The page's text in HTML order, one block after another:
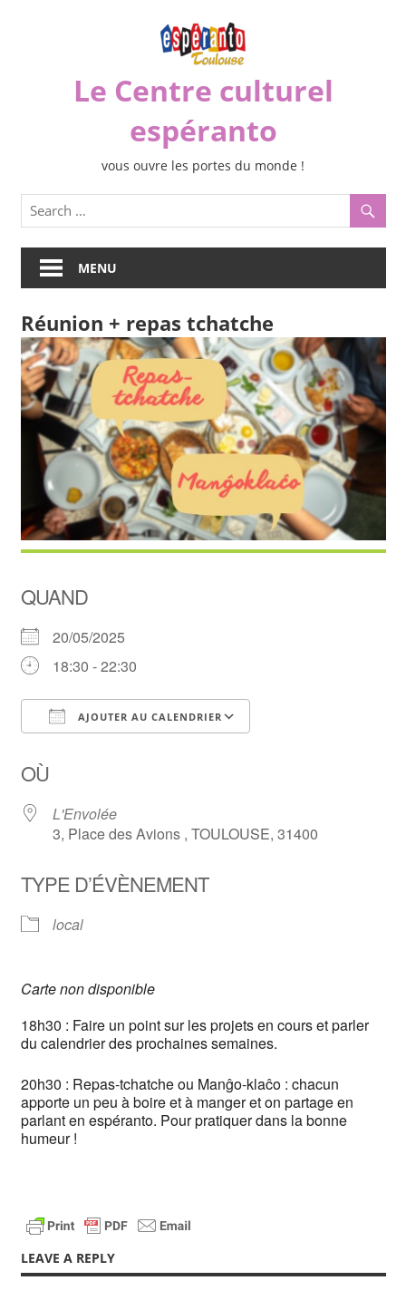
Le Centre culturel
espéranto
vous ouvre les portes du monde !
MENU
Réunion + repas tchatche
QUAND
20/05/2025
18:30 - 22:30
AJOUTER AU CALENDRIER
OÙ
L'Envolée
3, Place des Avions , TOULOUSE, 31400
TYPE D’ÉVÈNEMENT
local
Carte non disponible
18h30 : Faire un point sur les projets en cours et parler
du calendrier des prochaines semaines.
20h30 : Repas-tchatche ou Manĝo-klaĉo : chacun
apporte un peu à boire et à manger et on partage en
parlant en espéranto. Pour pratiquer dans la bonne
humeur !
LEAVE A REPLY